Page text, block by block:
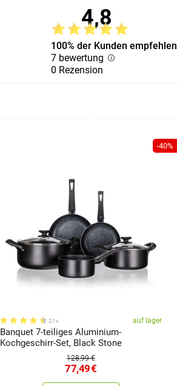
4,8
100% der Kunden empfehlen
7 bewertung
0 Rezension
-40%
21x auf lager
Banquet 7-teiliges Aluminium-
Kochgeschirr-Set, Black Stone
128,99 €
77,49€